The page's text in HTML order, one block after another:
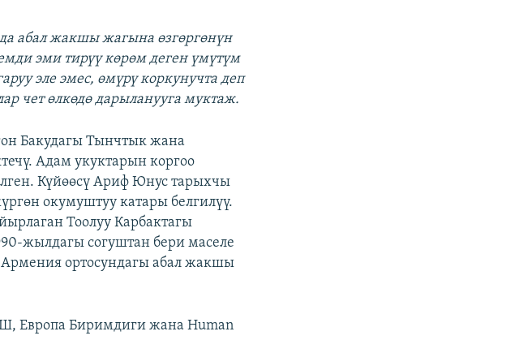
абал жакшы жагына өзгөргөнүн
эми тирүү көрөм деген үмүтүм
эле эмес, өмүрү коркунучта деп
чет өлкөдө дарыланууга муктаж.
Бакудагы Тынчтык жана
Адам укуктарын коргоо
Күйөөсү Ариф Юнус тарыхчы
окумуштуу катары белгилүү.
Тоолуу Карбактагы
жылдагы согуштан бери маселе
ортосундагы абал жакшы
Европа Биримдиги жана Human